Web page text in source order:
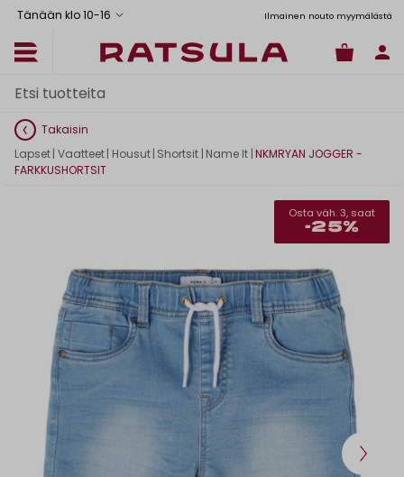
Tänään klo 10-16
Toimituskulut alk. 6,90€
Manner-Suomeen yli 120 euron tilauksiin Ilmainen nouto myymälästä
Takaisin
Lapset| Vaatteet| Housut | Shortsit | Name It |NKMRYAN JOGGER -
FARKKUSHORTSIT
Osta väh. 3, saat
-25%